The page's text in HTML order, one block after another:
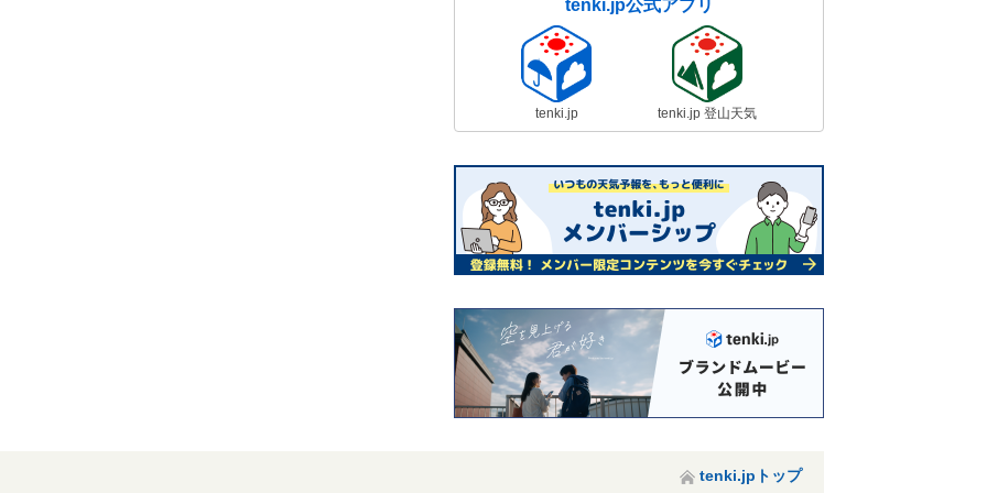
tenki.jp公式アプリ
tenki.jp tenki.jp 登山天気
tenki.jpトップ